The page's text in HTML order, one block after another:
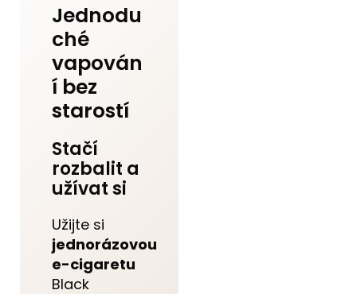
Jednodu
ché
vapován
í bez
starostí
Stačí
rozbalit a
užívat si
Užijte si
jednorázovou
e-cigaretu
Black